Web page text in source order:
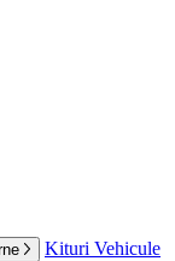
Kituri Vehicule